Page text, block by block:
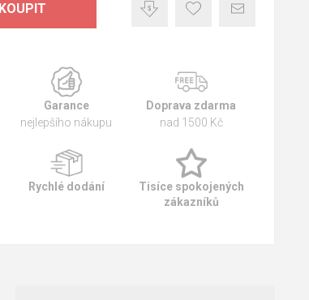
KOUPIT
Garance
nejlepšího nákupu
Doprava zdarma
nad 1500 Kč
Rychlé dodání
Tisíce spokojených
zákazníků